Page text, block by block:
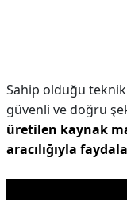
Sahip olduğu teknik
güvenli ve doğru
üretilen kaynak
aracılığıyla